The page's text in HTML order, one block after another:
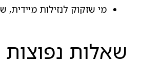
מי שזקוק לנזילות
שאלות נפוצות